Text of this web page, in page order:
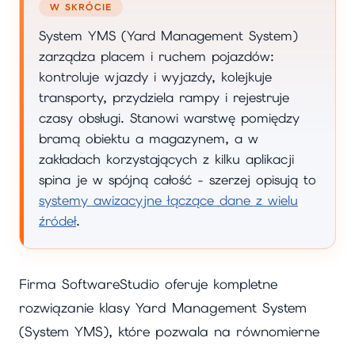
W SKRÓCIE
System YMS (Yard Management System)
zarządza placem i ruchem pojazdów:
kontroluje wjazdy i wyjazdy, kolejkuje
transporty, przydziela rampy i rejestruje
czasy obsługi. Stanowi warstwę pomiędzy
bramą obiektu a magazynem, a w
zakładach korzystających z kilku aplikacji
spina je w spójną całość - szerzej opisują to
systemy awizacyjne łączące dane z wielu
źródeł.
Firma SoftwareStudio oferuje kompletne
rozwiązanie klasy Yard Management System
(System YMS), które pozwala na równomierne